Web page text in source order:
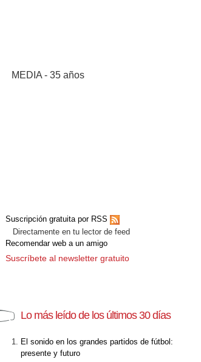
MEDIA - 35 años
Suscripción gratuita por RSS
Directamente en tu lector de feed
Recomendar web a un amigo
Suscríbete al newsletter gratuito
Lo más leído de los últimos 30 días
El sonido en los grandes partidos de fútbol:
presente y futuro